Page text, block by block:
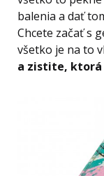
balenia a dať
Chcete začať s
všetko je na to
a zistite, ktorá